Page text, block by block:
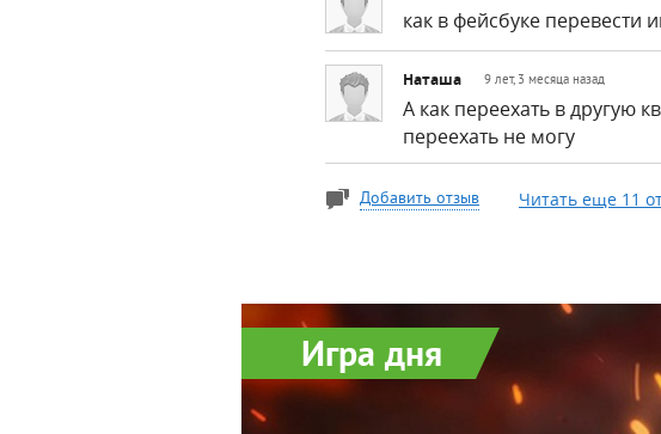
как в фейсбуке перевести
Наташа 9 лет, 3 месяца назад
А как переехать в другую
переехать не могу
Добавить отзыв Читать еще 11
Игра дня